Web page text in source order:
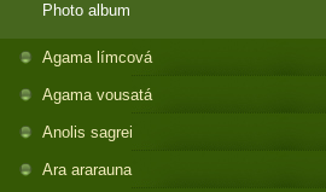
Photo album
Agama límcová
Agama vousatá
Anolis sagrei
Ara ararauna